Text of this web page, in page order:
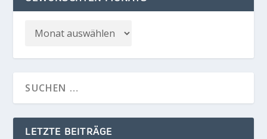
LETZTE BEITRÄGE